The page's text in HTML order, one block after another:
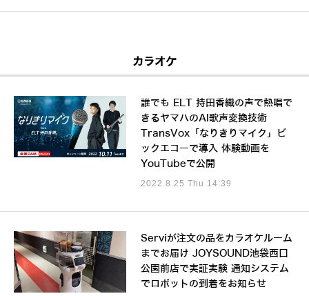
カラオケ
誰でも ELT 持田香織の声で熱唱で
きるヤマハのAI歌声変換技術
TransVox「なりきりマイク」ビ
ックエコーで導入 体験動画を
YouTubeで公開
2022.8.25 Thu 14:39
Serviが注文の品をカラオケルーム
までお届け JOYSOUND池袋西口
公園前店で実証実験 通知システム
でロボットの到着をお知らせ